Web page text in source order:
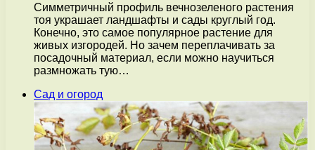
Симметричный профиль вечнозеленого растения
тоя украшает ландшафты и сады круглый год.
Конечно, это самое популярное растение для
живых изгородей. Но зачем переплачивать за
посадочный материал, если можно научиться
размножать тую…
Сад и огород